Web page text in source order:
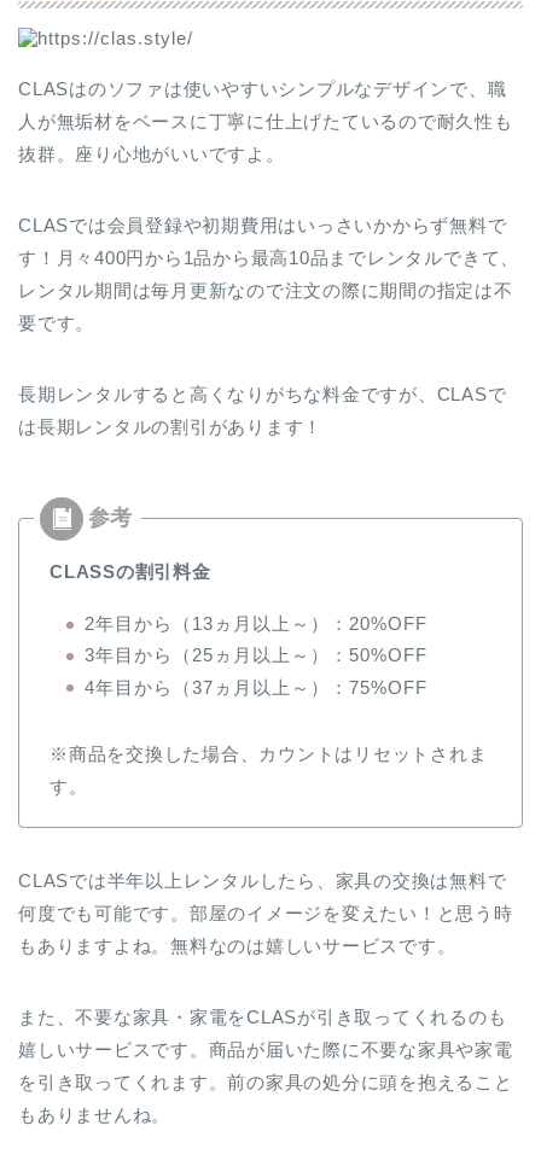
CLASはのソファは使いやすいシンプルなデザインで、職
人が無垢材をベースに丁寧に仕上げたているので耐久性も
抜群。座り心地がいいですよ。
CLASでは会員登録や初期費用はいっさいかからず無料で
す！月々400円から1品から最高10品までレンタルできて、
レンタル期間は毎月更新なので注文の際に期間の指定は不
要です。
長期レンタルすると高くなりがちな料金ですが、CLASで
は長期レンタルの割引があります！
CLASSの割引料金
2年目から（13ヵ月以上～）：20%OFF
3年目から（25ヵ月以上～）：50%OFF
4年目から（37ヵ月以上～）：75%OFF
※商品を交換した場合、カウントは リセットされま
す。
CLASでは半年以上レンタルしたら、家具の交換は無料で
何度でも可能です。部屋のイメージを変えたい！と思う時
もありますよね。無料なのは嬉しいサービスです。
また、不要な家具・家電をCLASが引き取ってくれるのも
嬉しいサービスです。商品が届いた際に不要な家具や家電
を引き取ってくれます。前の家具の処分に頭を抱えること
もありませんね。